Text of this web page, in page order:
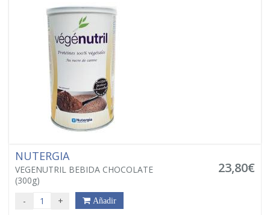
NUTERGIA
VEGENUTRIL BEBIDA CHOCOLATE
(300g)
23,80€
- + Añadir